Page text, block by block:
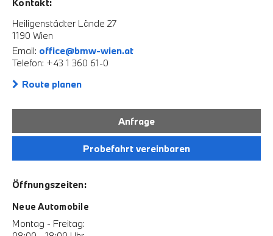
Kontakt:
Heiligenstädter Lände 27
1190 Wien
Email: office@bmw-wien.at
Telefon: +43 1 360 61-0
Route planen
Anfrage
Probefahrt vereinbaren
Öffnungszeiten:
Neue Automobile
Montag - Freitag: